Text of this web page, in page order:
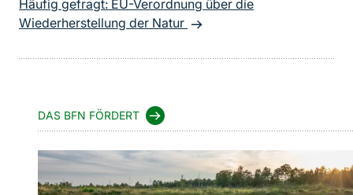
Häufig gefragt: EU-Verordnung über die
Wiederherstellung der Natur
DAS BFN FÖRDERT